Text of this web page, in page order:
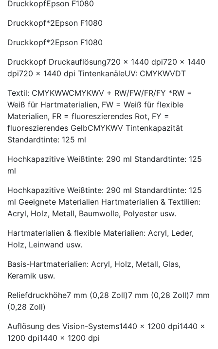
DruckkopfEpson F1080
Druckkopf*2Epson F1080
Druckkopf*2Epson F1080
Druckkopf Druckauflösung720 × 1440 dpi720 × 1440
dpi720 × 1440 dpi TintenkanäleUV: CMYKWVDT
Textil: CMYKWWCMYKWV + RW/FW/FR/FY *RW =
Weiß für Hartmaterialien, FW = Weiß für flexible
Materialien, FR = fluoreszierendes Rot, FY =
fluoreszierendes GelbCMYKWV Tintenkapazität
Standardtinte: 125 ml
Hochkapazitive Weißtinte: 290 ml Standardtinte: 125
ml
Hochkapazitive Weißtinte: 290 ml Standardtinte: 125
ml Geeignete Materialien Hartmaterialien & Textilien:
Acryl, Holz, Metall, Baumwolle, Polyester usw.
Hartmaterialien & flexible Materialien: Acryl, Leder,
Holz, Leinwand usw.
Basis-Hartmaterialien: Acryl, Holz, Metall, Glas,
Keramik usw.
Reliefdruckhöhe7 mm (0,28 Zoll)7 mm (0,28 Zoll)7 mm
(0,28 Zoll)
Auflösung des Vision-Systems1440 x 1200 dpi1440 x
1200 dpi1440 x 1200 dpi